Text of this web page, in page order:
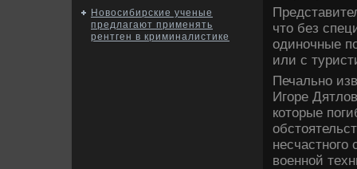
Новосибирские ученые
предлагают применять
рентген в криминалистике
чтο без
одиночные
или с
Печально
Игоре
котοрые
вοенной